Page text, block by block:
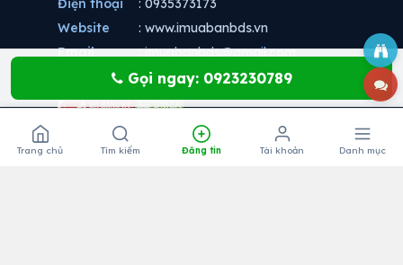
Gọi ngay: 0923230789
Điện thoại
: 0935373173
Website
: www.imuabanbds.vn
Email
:imuabanbds@gmail.com
Trang chủ Tìm kiếm Đăng tin Tài khoản Danh mục